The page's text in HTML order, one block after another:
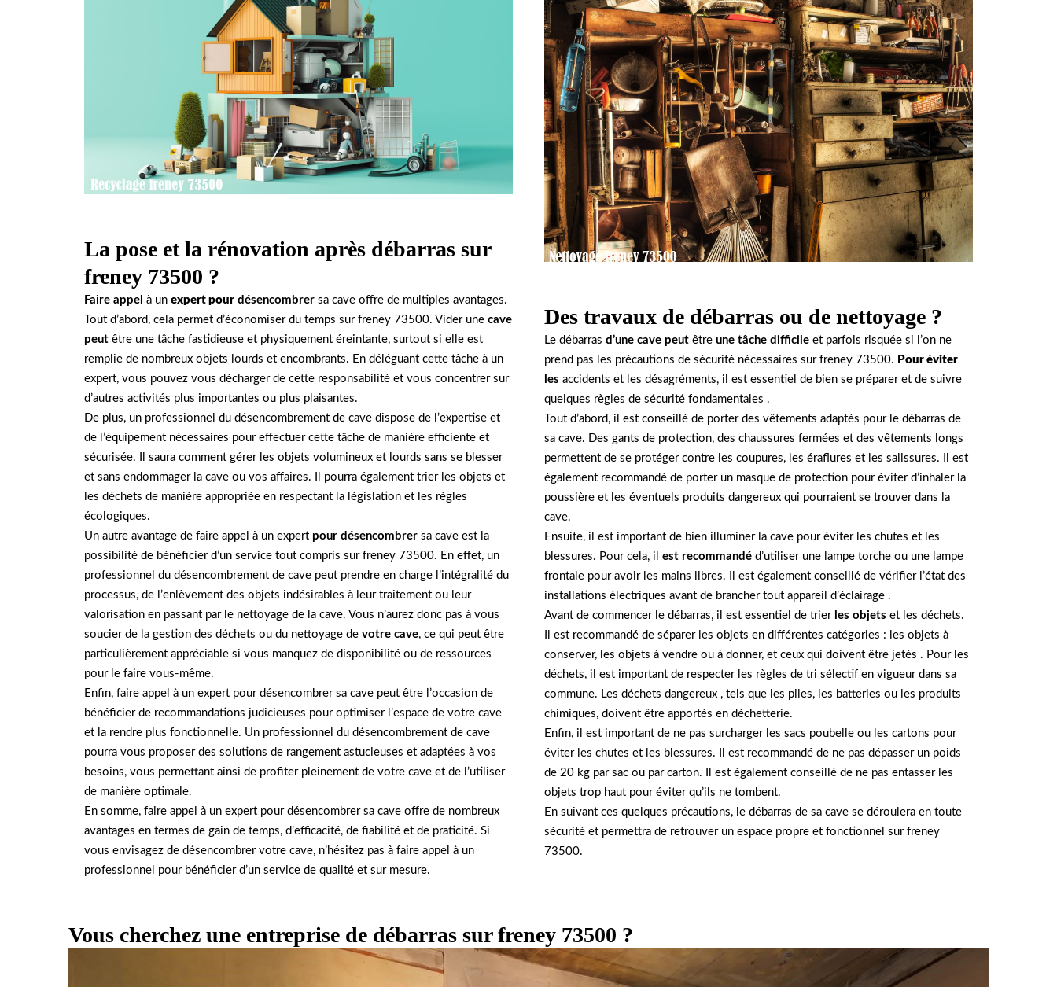
La pose et la rénovation après débarras sur
freney 73500 ?
Faire appel à un expert pour désencombrer sa cave offre de multiples avantages.
Tout d’abord, cela permet d’économiser du temps sur freney 73500. Vider une cave
peut être une tâche fastidieuse et physiquement éreintante, surtout si elle est
remplie de nombreux objets lourds et encombrants. En déléguant cette tâche à un
expert, vous pouvez vous décharger de cette responsabilité et vous concentrer sur
d’autres activités plus importantes ou plus plaisantes.
De plus, un professionnel du désencombrement de cave dispose de l’expertise et
de l’équipement nécessaires pour effectuer cette tâche de manière efficiente et
sécurisée. Il saura comment gérer les objets volumineux et lourds sans se blesser
et sans endommager la cave ou vos affaires. Il pourra également trier les objets et
les déchets de manière appropriée en respectant la législation et les règles
écologiques.
Un autre avantage de faire appel à un expert pour désencombrer sa cave est la
possibilité de bénéficier d’un service tout compris sur freney 73500. En effet, un
professionnel du désencombrement de cave peut prendre en charge l’intégralité du
processus, de l’enlèvement des objets indésirables à leur traitement ou leur
valorisation en passant par le nettoyage de la cave. Vous n’aurez donc pas à vous
soucier de la gestion des déchets ou du nettoyage de votre cave, ce qui peut être
particulièrement appréciable si vous manquez de disponibilité ou de ressources
pour le faire vous-même.
Enfin, faire appel à un expert pour désencombrer sa cave peut être l’occasion de
bénéficier de recommandations judicieuses pour optimiser l’espace de votre cave
et la rendre plus fonctionnelle. Un professionnel du désencombrement de cave
pourra vous proposer des solutions de rangement astucieuses et adaptées à vos
besoins, vous permettant ainsi de profiter pleinement de votre cave et de l’utiliser
de manière optimale.
En somme, faire appel à un expert pour désencombrer sa cave offre de nombreux
avantages en termes de gain de temps, d’efficacité, de fiabilité et de praticité. Si
vous envisagez de désencombrer votre cave, n’hésitez pas à faire appel à un
professionnel pour bénéficier d’un service de qualité et sur mesure.
Des travaux de débarras ou de nettoyage ?
Le débarras d’une cave peut être une tâche difficile et parfois risquée si l’on ne
prend pas les précautions de sécurité nécessaires sur freney 73500. Pour éviter
les accidents et les désagréments, il est essentiel de bien se préparer et de suivre
quelques règles de sécurité fondamentales .
Tout d’abord, il est conseillé de porter des vêtements adaptés pour le débarras de
sa cave. Des gants de protection, des chaussures fermées et des vêtements longs
permettent de se protéger contre les coupures, les éraflures et les salissures. Il est
également recommandé de porter un masque de protection pour éviter d’inhaler la
poussière et les éventuels produits dangereux qui pourraient se trouver dans la
cave.
Ensuite, il est important de bien illuminer la cave pour éviter les chutes et les
blessures. Pour cela, il est recommandé d’utiliser une lampe torche ou une lampe
frontale pour avoir les mains libres. Il est également conseillé de vérifier l’état des
installations électriques avant de brancher tout appareil d’éclairage .
Avant de commencer le débarras, il est essentiel de trier les objets et les déchets.
Il est recommandé de séparer les objets en différentes catégories : les objets à
conserver, les objets à vendre ou à donner, et ceux qui doivent être jetés . Pour les
déchets, il est important de respecter les règles de tri sélectif en vigueur dans sa
commune. Les déchets dangereux , tels que les piles, les batteries ou les produits
chimiques, doivent être apportés en déchetterie.
Enfin, il est important de ne pas surcharger les sacs poubelle ou les cartons pour
éviter les chutes et les blessures. Il est recommandé de ne pas dépasser un poids
de 20 kg par sac ou par carton. Il est également conseillé de ne pas entasser les
objets trop haut pour éviter qu’ils ne tombent.
En suivant ces quelques précautions, le débarras de sa cave se déroulera en toute
sécurité et permettra de retrouver un espace propre et fonctionnel sur freney
73500.
Vous cherchez une entreprise de débarras sur freney 73500 ?